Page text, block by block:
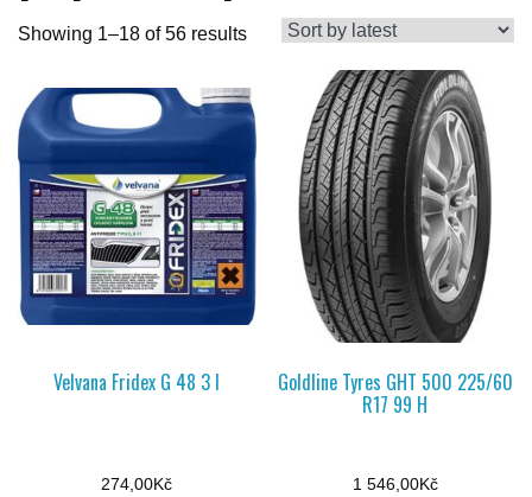
Showing 1–18 of 56 results
Velvana Fridex G 48 3 l
274,00Kč
Goldline Tyres GHT 500 225/60
R17 99 H
1 546,00Kč